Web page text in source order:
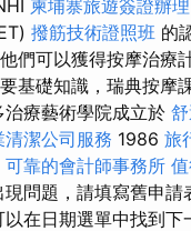
柬埔寨旅遊簽證辦理
撥筋技術證照班 的
們可以獲得按摩治療
基礎知識，瑞典按摩
治療藝術學院成立於
清潔公司服務 1986 旅
可靠的會計師事務所
問題，請填寫舊申請
以在日期選單中找到下